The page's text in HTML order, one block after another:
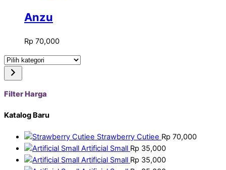
Anzu
Rp 70,000
Pilih
kategori
Filter Harga
Katalog Baru
Strawberry Cutiee Rp 70,000
Artificial Small Rp 35,000
Artificial Small Rp 35,000